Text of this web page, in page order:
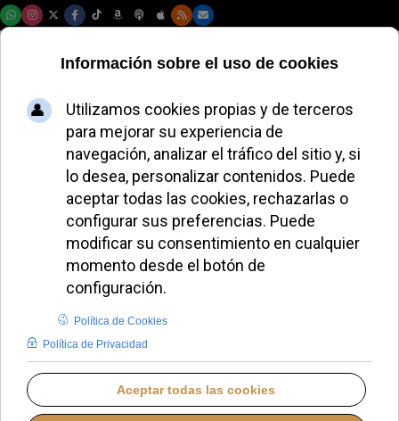
El cardenal Parolin
aboga por el
reconocimiento del
Estado de Palestina
para que se logre la
paz
ALMUDENA RODRIGO
DESDE EL VATICANO